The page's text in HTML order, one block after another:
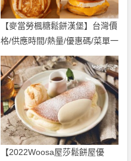
【麥當勞楓糖鬆餅漢堡】台灣價
格/供應時間/熱量/優惠碼/菜單一
次看！
【2022Woosa屋莎鬆餅屋優